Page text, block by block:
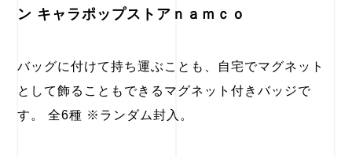
ン キャラポップストアｎａｍｃｏ
バッグに付けて持ち運ぶことも、自宅でマグネット
として飾ることもできるマグネット付きバッジで
す。 全6種 ※ランダム封入。